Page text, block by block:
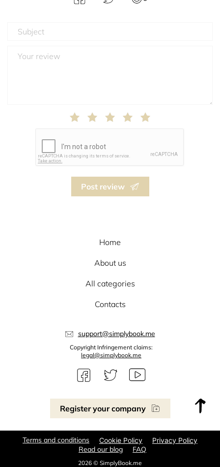
Post review
Register your company
Home
About us
All categories
Contacts
support@simplybook.me
Copyright Infringement claims:
legal@simplybook.me
2026 © SimplyBook.me
Terms and conditions Cookie Policy Privacy Policy
Read our blog FAQ